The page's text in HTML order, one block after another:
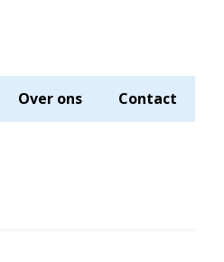
Over ons Contact